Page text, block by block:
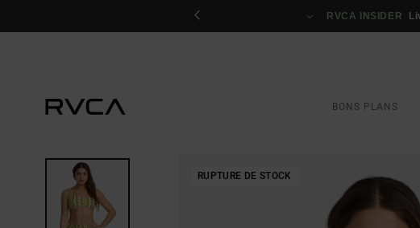
RVCA INSIDER
BONS PLANS
RUPTURE DE STOCK